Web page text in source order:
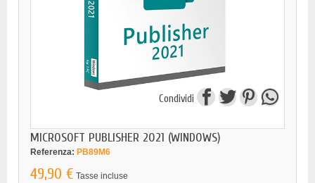
Condividi
MICROSOFT PUBLISHER 2021 (WINDOWS)
Referenza: PB89M6
49,90 € Tasse incluse